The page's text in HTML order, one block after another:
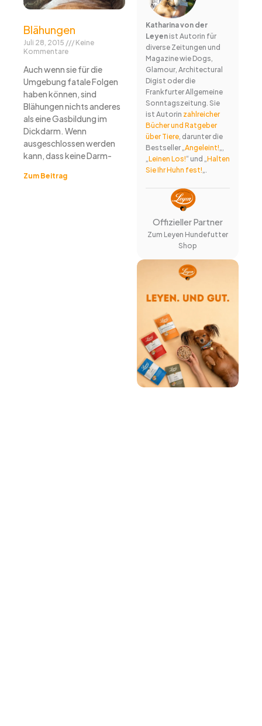
Blähungen
Juli 28, 2015
Keine
Kommentare
Auch wenn sie für die
Umgebung fatale Folgen
haben können, sind
Blähungen nichts anderes
als eine Gasbildung im
Dickdarm. Wenn
ausgeschlossen werden
kann, dass keine Darm-
Zum Beitrag
Katharina von der
Leyenist Autorin für
diverse Zeitungen und
Magazine wie Dogs,
Glamour, Architectural
Digist oder die
Frankfurter Allgemeine
Sonntagszeitung. Sie
ist Autorin zahlreicher
Bücher und Ratgeber
über Tiere, darunter die
Bestseller „Angeleint!„,
„Leinen Los!“ und „Halten
Sie Ihr Huhn fest!„.
Offizieller Partner
Zum Leyen Hundefutter
Shop